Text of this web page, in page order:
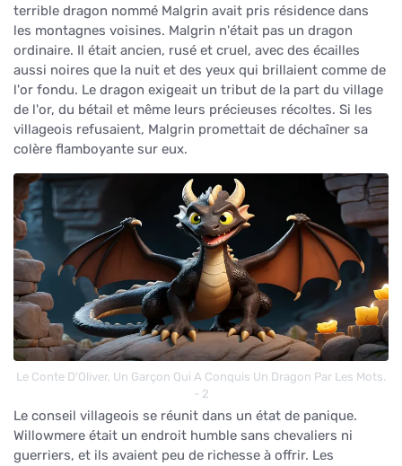
terrible dragon nommé Malgrin avait pris résidence dans
les montagnes voisines. Malgrin n'était pas un dragon
ordinaire. Il était ancien, rusé et cruel, avec des écailles
aussi noires que la nuit et des yeux qui brillaient comme de
l'or fondu. Le dragon exigeait un tribut de la part du village
de l'or, du bétail et même leurs précieuses récoltes. Si les
villageois refusaient, Malgrin promettait de déchaîner sa
colère flamboyante sur eux.
Le Conte D'Oliver, Un Garçon Qui A Conquis Un Dragon Par Les Mots.
- 2
Le conseil villageois se réunit dans un état de panique.
Willowmere était un endroit humble sans chevaliers ni
guerriers, et ils avaient peu de richesse à offrir. Les